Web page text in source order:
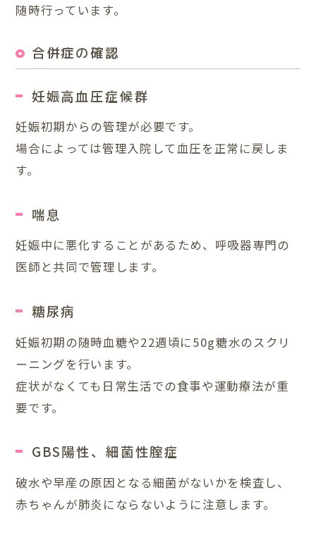
随時行っています。
合併症の確認
妊娠高血圧症候群
妊娠初期からの管理が必要です。
場合によっては管理入院して血圧を正常に戻しま
す。
喘息
妊娠中に悪化することがあるため、呼吸器専門の
医師と共同で管理します。
糖尿病
妊娠初期の随時血糖や22週頃に50g糖水のスクリ
ーニングを行います。
症状がなくても日常生活での食事や運動療法が重
要です。
GBS陽性、細菌性腟症
破水や早産の原因となる細菌がないかを検査し、
赤ちゃんが肺炎にならないように注意します。